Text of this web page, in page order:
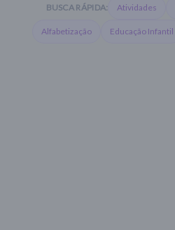
BUSCA RÁPIDA: Atividades
Alfabetização Educação Infantil